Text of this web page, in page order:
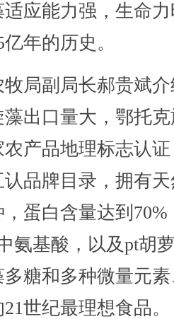
应能力强，生命
年的历史。
局副局长郝贵斌介
出口量大，鄂托
产品地理标志认
品牌目录，拥有
蛋白含量达到70%
氨基酸，以及pt胡
糖和多种微量元
世纪最理想食品。